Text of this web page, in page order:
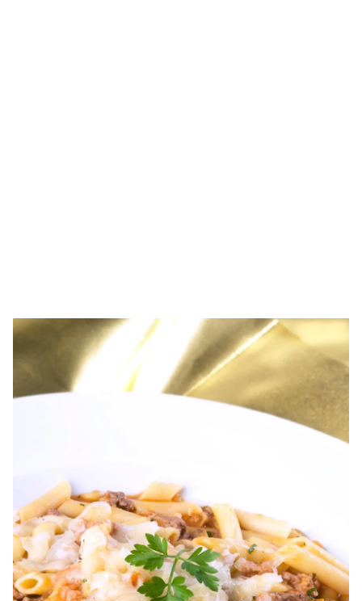
Guardar como favorito
Para poder guardar como favorito, primero has de
iniciar sesión con tu cuenta de Hogarmanía.
Contenido enviado
Gracias por suscribirte a nuestro boletín.